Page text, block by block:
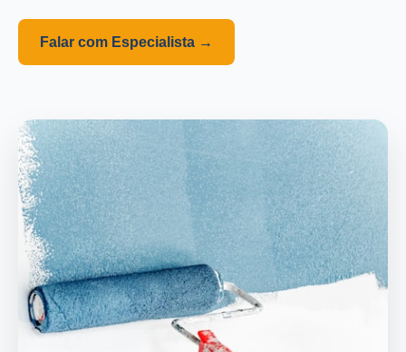
Falar com Especialista →